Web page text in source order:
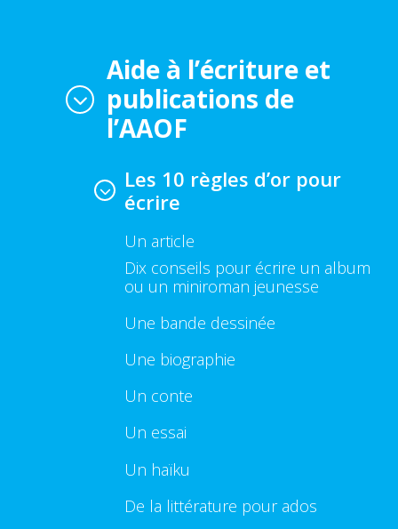
Aide à l’écriture et
publications de
l’AAOF
Les 10 règles d’or pour
écrire
Un article
Dix conseils pour écrire un album
ou un miniroman jeunesse
Une bande dessinée
Une biographie
Un conte
Un essai
Un haïku
De la littérature pour ados